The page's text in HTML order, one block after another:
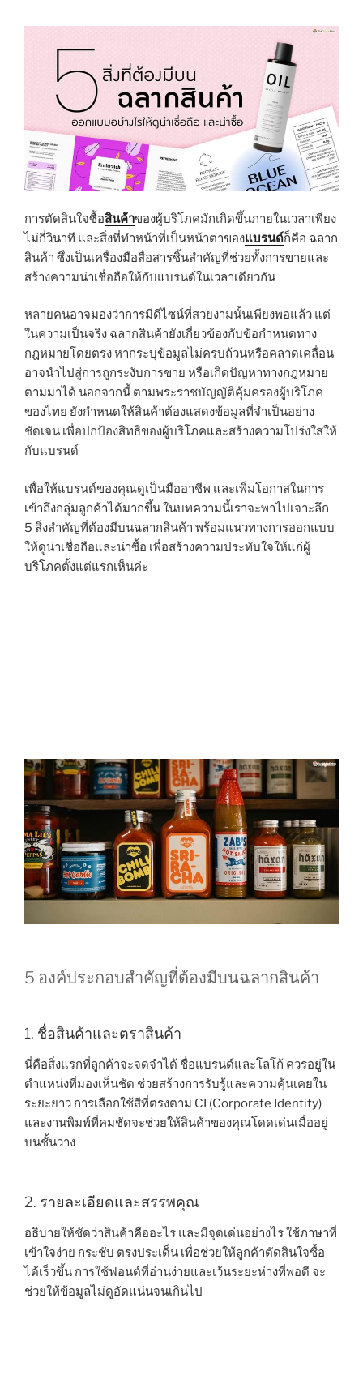
การตัดสินใจซื้อสินค้าของผู้บริโภคมักเกิดขึ้นภายในเวลาเพียง
ไม่กี่วินาที และสิ่งที่ทำหน้าที่เป็นหน้าตาของแบรนด์ก็คือ ฉลาก
สินค้า ซึ่งเป็นเครื่องมือสื่อสารชิ้นสำคัญที่ช่วยทั้งการขายและ
สร้างความน่าเชื่อถือให้กับแบรนด์ในเวลาเดียวกัน
หลายคนอาจมองว่าการมีดีไซน์ที่สวยงามนั้นเพียงพอแล้ว แต่
ในความเป็นจริง ฉลากสินค้ายังเกี่ยวข้องกับข้อกำหนดทาง
กฎหมายโดยตรง หากระบุข้อมูลไม่ครบถ้วนหรือคลาดเคลื่อน
อาจนำไปสู่การถูกระงับการขาย หรือเกิดปัญหาทางกฎหมาย
ตามมาได้ นอกจากนี้ ตามพระราชบัญญัติคุ้มครองผู้บริโภค
ของไทย ยังกำหนดให้สินค้าต้องแสดงข้อมูลที่จำเป็นอย่าง
ชัดเจน เพื่อปกป้องสิทธิของผู้บริโภคและสร้างความโปร่งใสให้
กับแบรนด์
เพื่อให้แบรนด์ของคุณดูเป็นมืออาชีพ และเพิ่มโอกาสในการ
เข้าถึงกลุ่มลูกค้าได้มากขึ้น ในบทความนี้เราจะพาไปเจาะลึก
5 สิ่งสำคัญที่ต้องมีบนฉลากสินค้า พร้อมแนวทางการออกแบบ
ให้ดูน่าเชื่อถือและน่าซื้อ เพื่อสร้างความประทับใจให้แก่ผู้
บริโภคตั้งแต่แรกเห็นค่ะ
5 องค์ประกอบสำคัญที่ต้องมีบนฉลากสินค้า
1. ชื่อสินค้าและตราสินค้า
นี่คือสิ่งแรกที่ลูกค้าจะจดจำได้ ชื่อแบรนด์และโลโก้ ควรอยู่ใน
ตำแหน่งที่มองเห็นชัด ช่วยสร้างการรับรู้และความคุ้นเคยใน
ระยะยาว การเลือกใช้สีที่ตรงตาม CI (Corporate Identity)
และงานพิมพ์ที่คมชัดจะช่วยให้สินค้าของคุณโดดเด่นเมื่ออยู่
บนชั้นวาง
2. รายละเอียดและสรรพคุณ
อธิบายให้ชัดว่าสินค้าคืออะไร และมีจุดเด่นอย่างไร ใช้ภาษาที่
เข้าใจง่าย กระชับ ตรงประเด็น เพื่อช่วยให้ลูกค้าตัดสินใจซื้อ
ได้เร็วขึ้น การใช้ฟอนต์ที่อ่านง่ายและเว้นระยะห่างที่พอดี จะ
ช่วยให้ข้อมูลไม่ดูอัดแน่นจนเกินไป